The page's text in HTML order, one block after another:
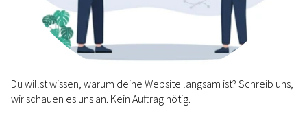
Du willst wissen, warum deine Website langsam ist? Schreib uns,
wir schauen es uns an. Kein Auftrag nötig.